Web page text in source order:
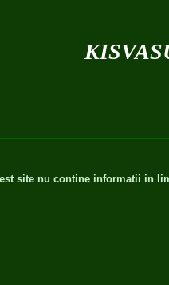
site nu contine informatii in